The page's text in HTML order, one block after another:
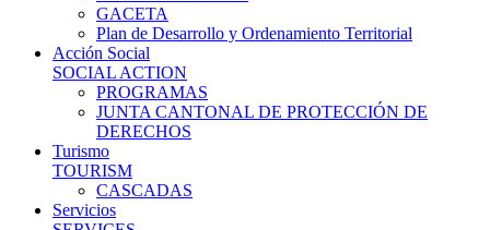
GACETA
Plan de Desarrollo y Ordenamiento Territorial
Acción Social
SOCIAL ACTION
PROGRAMAS
JUNTA CANTONAL DE PROTECCIÓN DE
DERECHOS
Turismo
TOURISM
CASCADAS
Servicios